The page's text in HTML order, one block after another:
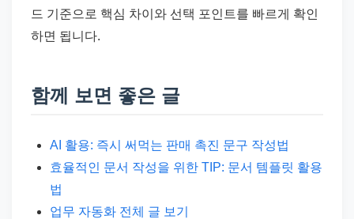
드 기준으로 핵심 차이와 선택 포인트를 빠르게 확인
하면 됩니다.
함께 보면 좋은 글
AI 활용: 즉시 써먹는 판매 촉진 문구 작성법
효율적인 문서 작성을 위한 TIP: 문서 템플릿 활용
법
업무 자동화 전체 글 보기